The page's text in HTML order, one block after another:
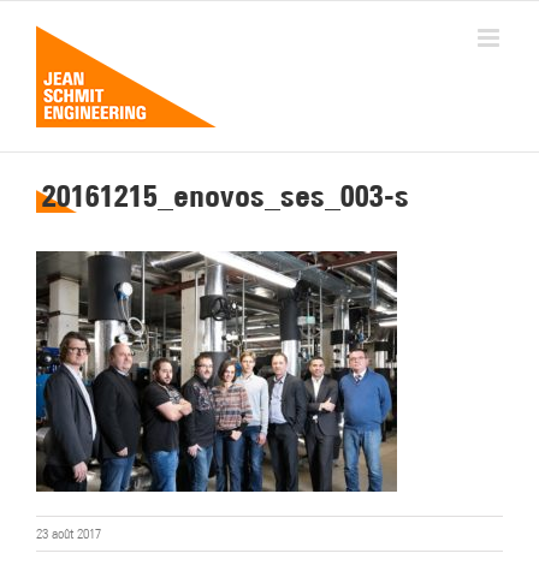
contenu
20161215_enovos_ses_003-s
23 août 2017